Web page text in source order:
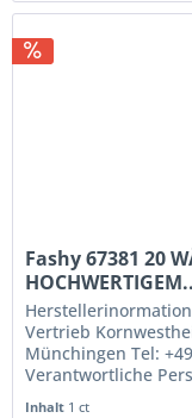
Fashy 67381 20
Vertrieb
Münchingen Tel:
Verantwortliche
Inhalt 1 ct